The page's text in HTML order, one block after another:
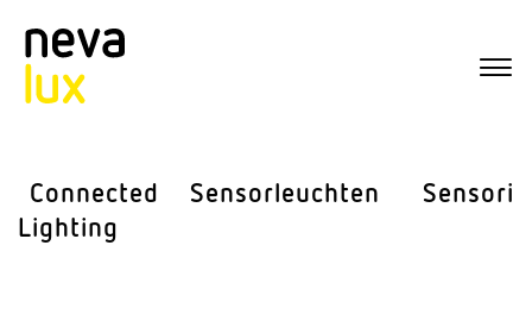
Connected
Lighting
Sensor­leuchten Sensorik